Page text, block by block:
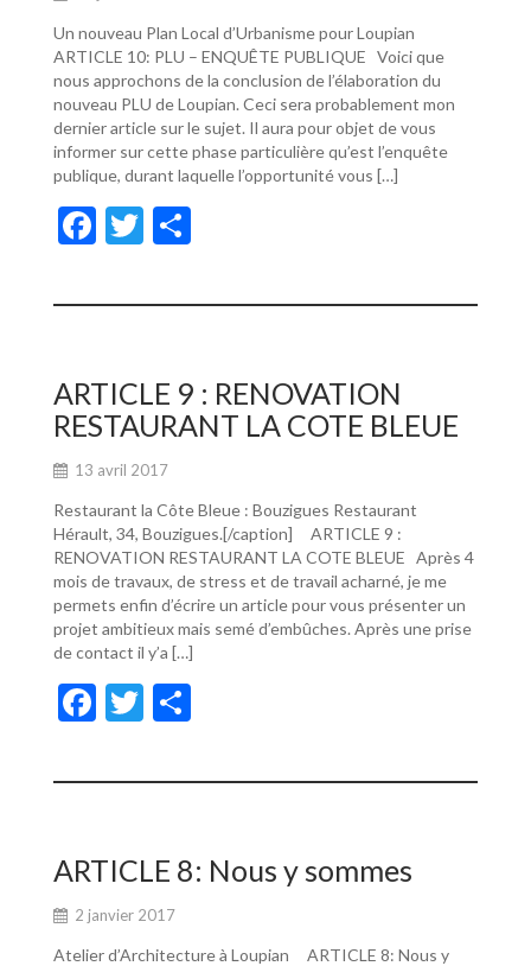
Un nouveau Plan Local d’Urbanisme pour Loupian
ARTICLE 10: PLU – ENQUÊTE PUBLIQUE Voici que
nous approchons de la conclusion de l’élaboration du
nouveau PLU de Loupian. Ceci sera probablement mon
dernier article sur le sujet. Il aura pour objet de vous
informer sur cette phase particulière qu’est l’enquête
publique, durant laquelle l’opportunité vous […]
F
e
o
o
k
T
itt ta
er
ARTICLE 9 : RENOVATION
RESTAURANT LA COTE BLEUE
13 avril 2017
Restaurant la Côte Bleue : Bouzigues Restaurant
Hérault, 34, Bouzigues.[/caption] ARTICLE 9 :
RENOVATION RESTAURANT LA COTE BLEUE Après 4
mois de travaux, de stress et de travail acharné, je me
permets enfin d’écrire un article pour vous présenter un
projet ambitieux mais semé d’embûches. Après une prise
de contact il y’a […]
F
e
o
o
k
T
itt ta
er
ARTICLE 8: Nous y sommes
2 janvier 2017
Atelier d’Architecture à Loupian ARTICLE 8: Nous y